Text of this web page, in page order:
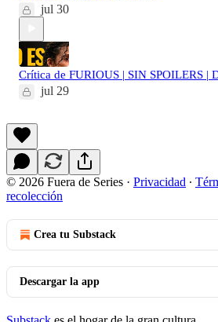
jul 30
Crítica de FURIOUS | SIN SPOILERS |
jul 29
© 2026 Fuera de Series · Privacidad ∙
recolección
Crea tu Substack
Descargar la app